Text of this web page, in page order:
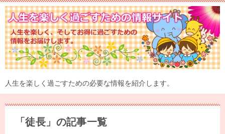
人生を楽しく過ごすための必要な情報を紹介します。
「徒長」の記事一覧